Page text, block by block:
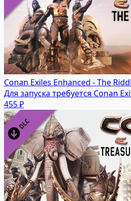
Conan Exiles Enhanced - The
Для запуска требуется Conan
455 ₽